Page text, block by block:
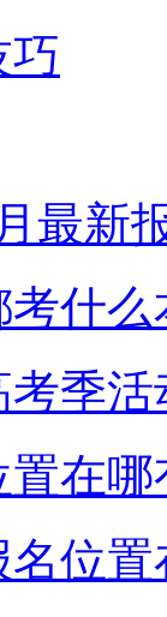
巧
最新
什么
季
在
位置